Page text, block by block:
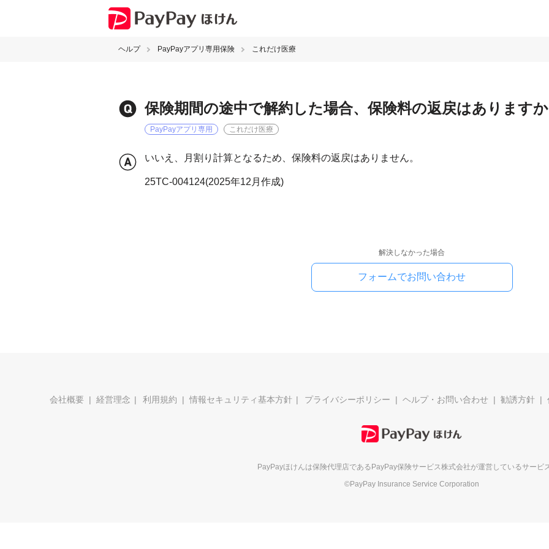
ヘルプ PayPayアプリ専用保険 これだけ医療
保険期間の途中で解約した場合、保険料の返戻はあります
PayPayアプリ専用 これだけ医療
いいえ、月割り計算となるため、保険料の返戻はありません。
25TC-004124(2025年12月作成)
解決しなかった場合
フォームでお問い合わせ
会社概要 経営理念 利用規約 情報セキュリティ基本方針 プライバシーポリシー ヘルプ・お問い合わせ 勧誘方針
PayPayほけんは保険代理店である PayPay保険サービス株式会社が運営しているサービ
©PayPay Insurance Service Corporation